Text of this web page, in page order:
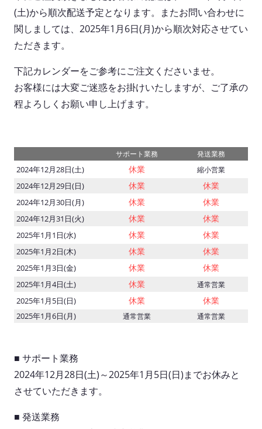
(土)から順次配送予定となります。またお問い合わせに
関しましては、2025年1月6日(月)から順次対応させてい
ただきます。
下記カレンダーをご参考にご注文くださいませ。
お客様には大変ご迷惑をお掛けいたしますが、ご了承の
程よろしくお願い申し上げます。
サポート業務 発送業務
2024年12月28日(土) 休業 縮小営業
2024年12月29日(日) 休業 休業
2024年12月30日(月) 休業 休業
2024年12月31日(火) 休業 休業
2025年1月1日(水) 休業 休業
2025年1月2日(木) 休業 休業
2025年1月3日(金) 休業 休業
2025年1月4日(土) 休業 通常営業
2025年1月5日(日) 休業 休業
2025年1月6日(月) 通常営業 通常営業
■ サポート業務
2024年12月28日(土)～2025年1月5日(日)までお休みと
させていただきます。
■ 発送業務